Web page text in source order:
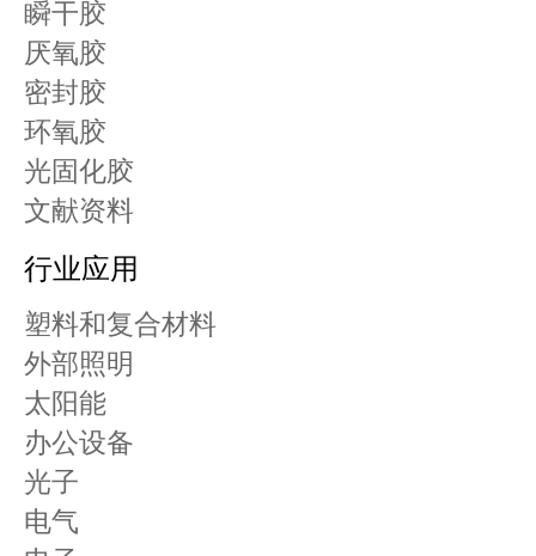
瞬干胶
厌氧胶
密封胶
环氧胶
光固化胶
文献资料
行业应用
塑料和复合材料
外部照明
太阳能
办公设备
光子
电气